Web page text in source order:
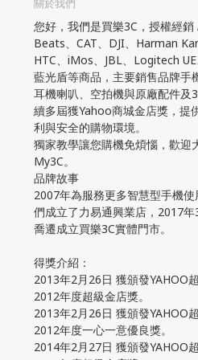
關於我們
您好，我們是買樂3C，授權經銷
Beats、CAT、DJI、Harman
HTC、iMos、JBL、Logitech UE
藍光盾等商品，主要銷售品牌手
耳機喇叭、空拍機與原廠配件及
續多屆獲Yahoo商城金店獎，提
利與安全的購物環境。
獨家教學讓您購機免煩惱，歡迎
My3C。
品牌故事
2007年為服務更多智慧型手機
們成立了力易通興業店，2017
喬遷成立買樂3C實體門市。
得獎介紹：
2013年2月26日 獲頒發YAHOO
2012年度超級金店獎。
2013年2月26日 獲頒發YAHOO
2012年度一心一意優良獎。
2014年2月27日 獲頒發YAHOO